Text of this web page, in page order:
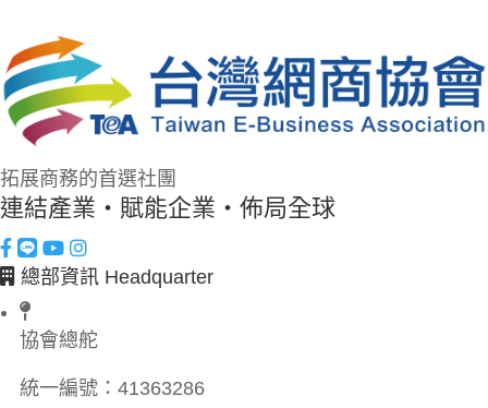
拓展商務的首選社團
連結產業・賦能企業・佈局全球
總部資訊 Headquarter
協會總舵
統一編號： 41363286